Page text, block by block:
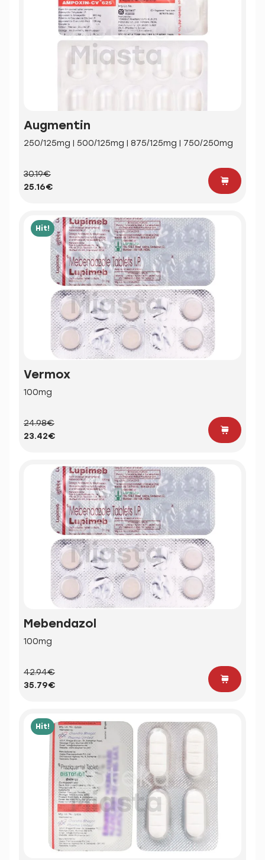
Augmentin
250/125mg | 500/125mg | 875/125mg | 750/250mg
30.19€
25.16€
Hit!
Vermox
100mg
24.98€
23.42€
Mebendazol
100mg
42.94€
35.79€
Hit!